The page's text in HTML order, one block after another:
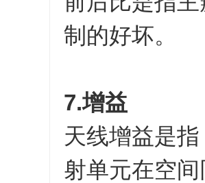
制的好坏。
7.增益
天线增益是
射单元在空